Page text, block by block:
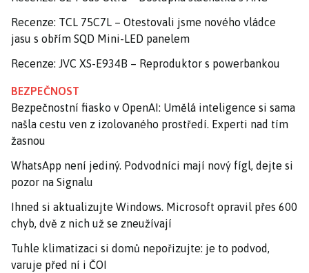
Recenze: TCL 75C7L – Otestovali jsme nového vládce
jasu s obřím SQD Mini-LED panelem
Recenze: JVC XS-E934B – Reproduktor s powerbankou
BEZPEČNOST
Bezpečnostní fiasko v OpenAI: Umělá inteligence si sama
našla cestu ven z izolovaného prostředí. Experti nad tím
žasnou
WhatsApp není jediný. Podvodníci mají nový fígl, dejte si
pozor na Signalu
Ihned si aktualizujte Windows. Microsoft opravil přes 600
chyb, dvě z nich už se zneužívají
Tuhle klimatizaci si domů nepořizujte: je to podvod,
varuje před ní i ČOI